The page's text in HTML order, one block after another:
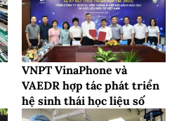
VNPT VinaPhone và
VAEDR hợp tác phát triển
hệ sinh thái học liệu số